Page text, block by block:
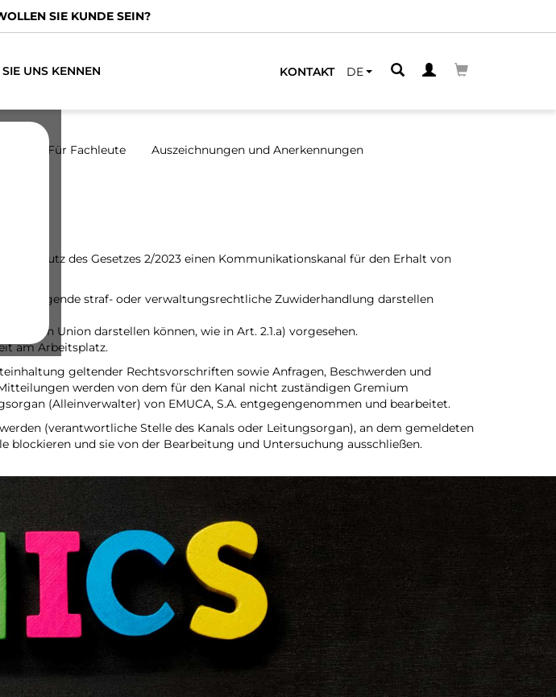
SIE KUNDE SEIN?
UNS KENNEN KONTAKT DE
Für Fachleute Auszeichnungen und Anerkennungen
Schutz des Gesetzes 2/2023 einen Kommunikationskanal für den Erhalt von
straf- oder verwaltungsrechtliche Zuwiderhandlung darstellen
Union darstellen können, wie in Art. 2.1.a) vorgesehen.
am Arbeitsplatz.
geltender Rechtsvorschriften sowie Anfragen, Beschwerden und
werden von dem für den Kanal nicht zuständigen Gremium
(Alleinverwalter) von EMUCA, S.A. entgegengenommen und bearbeitet.
(verantwortliche Stelle des Kanals oder Leitungsorgan), an dem gemeldeten
und sie von der Bearbeitung und Untersuchung ausschließen.